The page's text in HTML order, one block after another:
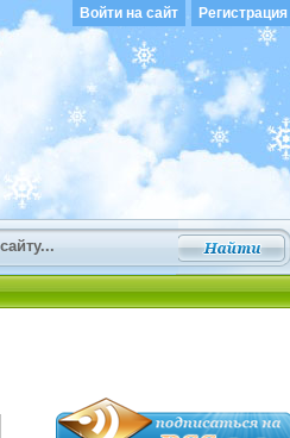
Войти на сайт Регистрация